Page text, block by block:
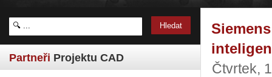
Partneři Projektu CAD
Čtvrtek,